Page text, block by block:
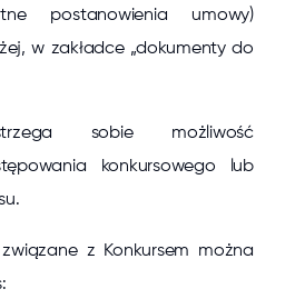
postanowienia umowy)
w zakładce „dokumenty do
sobie możliwość
konkursowego lub
z Konkursem można